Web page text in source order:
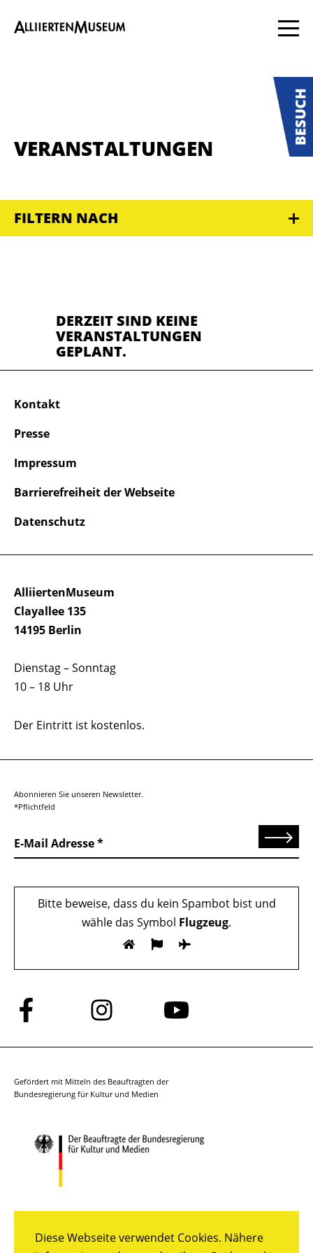
Diese Webseite verwendet Cookies. Nähere
VERANSTALTUNGEN
FILTERN NACH
DERZEIT SIND KEINE
VERANSTALTUNGEN
GEPLANT.
AlliiertenMuseum
Clayallee 135
14195 Berlin
Dienstag – Sonntag
10 – 18 Uhr
Der Eintritt ist kostenlos.
Kontakt
Presse
Impressum
Barrierefreiheit der Webseite
Datenschutz
Abonnieren Sie unseren Newsletter.
*Pflichtfeld
E-Mail Adresse Senden
Bitte beweise, dass du kein Spambot bist und
wähle das Symbol Flugzeug.
Folge
uns
auf
Folge
uns
auf
Folge
auf
Gefördert mit Mitteln des Beauftragten der
Bundesregierung für Kultur und Medien